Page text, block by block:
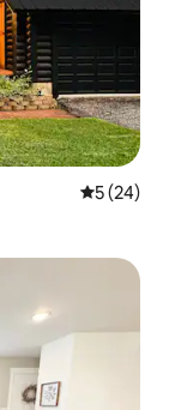
5 av 5 i
5 (24)